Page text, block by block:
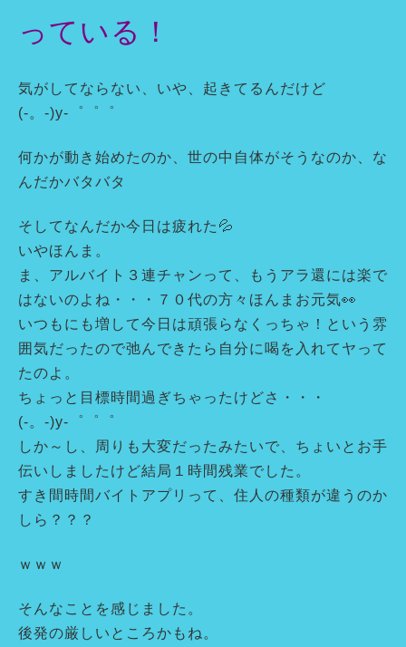
っている！
気がしてならない、いや、起きてるんだけど
(-。-)y-゜゜゜
何かが動き始めたのか、世の中自体がそうなのか、な
んだかバタバタ
そしてなんだか今日は疲れた💦
いやほんま。
ま、アルバイト３連チャンって、もうアラ還には楽で
はないのよね・・・７０代の方々ほんまお元気👀
いつもにも増して今日は頑張らなくっちゃ！という雰
囲気だったので弛んできたら自分に喝を入れてヤって
たのよ。
ちょっと目標時間過ぎちゃったけどさ・・・
(-。-)y-゜゜゜
しか～し、周りも大変だったみたいで、ちょいとお手
伝いしましたけど結局１時間残業でした。
すき間時間バイトアプリって、住人の種類が違うのか
しら？？？
ｗｗｗ
そんなことを感じました。
後発の厳しいところかもね。